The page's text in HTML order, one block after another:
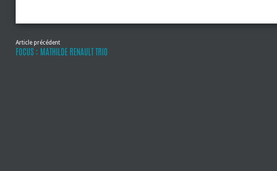
Article précédent
FOCUS : MATHILDE RENAULT TRIO